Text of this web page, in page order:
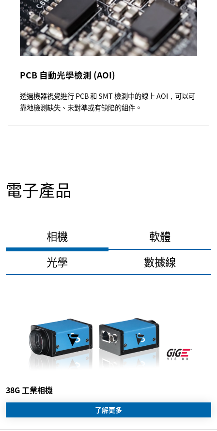
PCB 自動光學檢測 (AOI)
透過機器視覺進行 PCB 和 SMT 檢測中的線上 AOI，可以可
靠地檢測缺失、未對準或有缺陷的組件。
電子產品
相機
軟體
光學
數據線
38G 工業相機
了解更多